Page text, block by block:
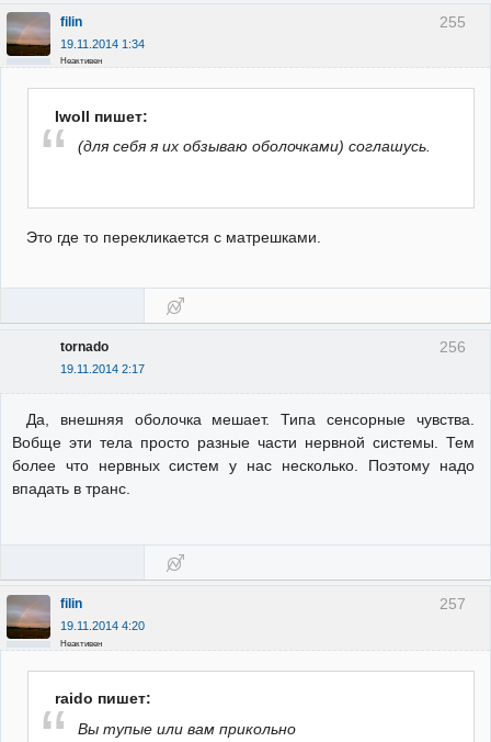
255
filin
19.11.2014 1:34
Неактивен
Iwoll пишет:
(для себя я их обзываю оболочками) соглашусь.
Это где то перекликается с матрешками.
256
tornado
19.11.2014 2:17
Да, внешняя оболочка мешает. Типа сенсорные чувства.
Вобще эти тела просто разные части нервной системы. Тем
более что нервных систем у нас несколько. Поэтому надо
впадать в транс.
257
filin
19.11.2014 4:20
Неактивен
raido пишет:
Вы тупые или вам прикольно